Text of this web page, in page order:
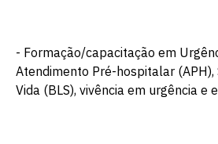
- Formação/capacitação em
Atendimento Pré-hospitalar (APH),
Vida (BLS), vivência em urgência e